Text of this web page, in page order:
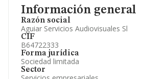
Información general
Razón social
Aguiar Servicios Audiovisuales Sl
CIF
B64722333
Forma jurídica
Sociedad limitada
Sector
Información oficial y registral